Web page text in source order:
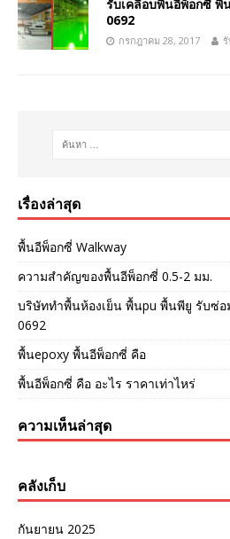
รับเคลือบพื้นอีพ็อกซี่ พื้
0692
กรกฎาคม 28, 2017
เรื่องล่าสุด
พื้นอีพ็อกซี่ Walkway
ความสำคัญของพื้นอีพ็อกซี่ 0.5-2 มม.
บริษัททำพื้นห้องเย็น พื้นpu พื้นพียู รับซ่อ
0692
พื้นepoxy พื้นอีพ็อกซี่ คือ
พื้นอีพ็อกซี่ คือ อะไร ราคาเท่าไหร่
ความเห็นล่าสุด
คลังเก็บ
กันยายน 2025